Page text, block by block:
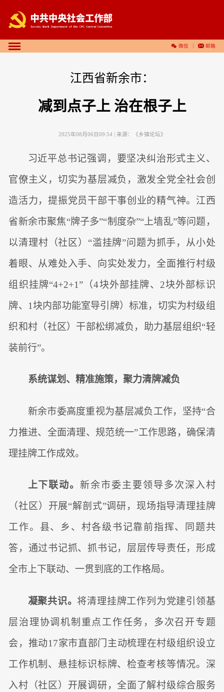
微信 邮箱
江西省新余市：
减到点子上 治在根子上
2025年08月06日09:54 | 来源： 《乡镇论坛》
习近平总书记强调，要坚决纠治形式主义、
官僚主义，切实为基层减负，激发全党全社会创
造活力，提振党员干部干事创业的精气神。江西
省新余市聚焦“牌子多”“制度杂”“上墙乱”等问题，
以清理村（社区）“滥挂牌”问题为抓手，从小处
着眼、从难处入手、向实处发力，全面推行村级
组织挂牌“4+2+1”（4块外部挂牌、2块外部标识
牌、1块内部功能室导引牌）标准，切实为村级组
织和村（社区）干部松绑减负，助力基层组织“轻
装前行”。
系统谋划、精准施策，聚力清牌减负
新余市委高度重视为基层减负工作，坚持“合
力推进、全面清理、规范统一”工作思路，确保清
理挂牌工作成效。
上下联动。 新余市委主要领导多次深入村
（社区）开展“解剖式”调研，现场指导清理挂牌
工作。县、乡、村各级书记靠前指挥、同题共
答，通过书记抓、抓书记，层层传导责任，形成
全市上下联动、一贯到底的工作格局。
凝聚共识。 将清理挂牌工作列为党建引领基
层治理协调机制重点工作任务，多次召开专题
会，推动17家市直部门主动梳理在村级组织设立
工作机制、悬挂标识标牌、检查考核等情况。深
入村（社区）开展调研，全面了解村级综合服务